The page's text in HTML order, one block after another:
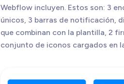
Webflow incluyen. Estos son: 3
únicos, 3 barras de notificación,
que combinan con la plantilla, 2
conjunto de iconos cargados en